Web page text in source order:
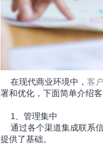
	在现代商业环境中，
客
署和优化，下面简单介绍
	1、管理集中
提供了基础。